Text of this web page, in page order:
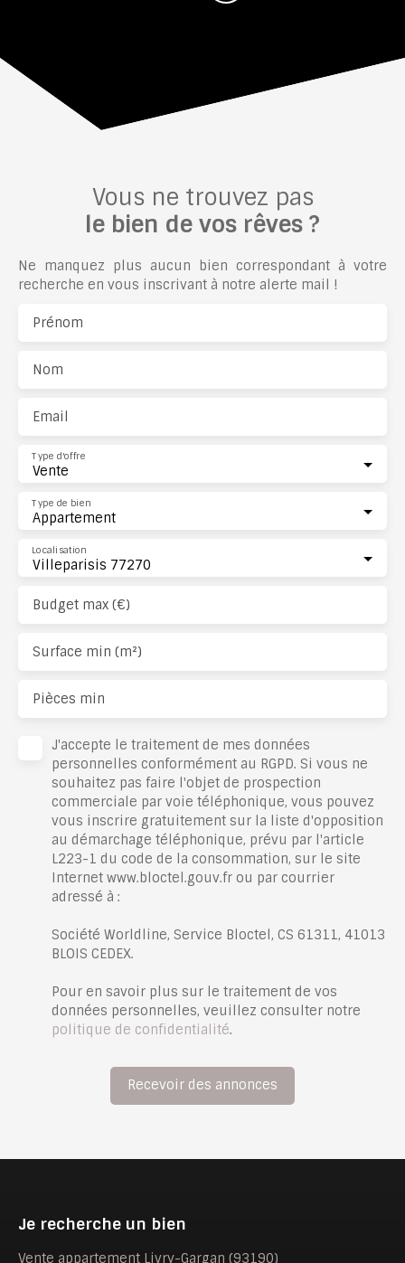
Vous ne trouvez pas
le bien de vos rêves ?
Ne manquez plus aucun bien correspondant à votre
recherche en vous inscrivant à notre alerte mail !
Prénom
Nom
Email
Vente
Type d'offre
Appartement
Type de bien
Villeparisis 77270
Localisation
Budget max (€)
Surface min (m²)
Pièces min
J'accepte le traitement de mes données
personnelles conformément au RGPD. Si vous ne
souhaitez pas faire l'objet de prospection
commerciale par voie téléphonique, vous pouvez
vous inscrire gratuitement sur la liste d'opposition
au démarchage téléphonique, prévu par l'article
L223-1 du code de la consommation, sur le site
Internet www.bloctel.gouv.fr ou par courrier
adressé à :
Société Worldline, Service Bloctel, CS 61311, 41013
BLOIS CEDEX.
Pour en savoir plus sur le traitement de vos
données personnelles, veuillez consulter notre
politique de confidentialité.
Recevoir des annonces
Je recherche un bien
Vente appartement Livry-Gargan (93190)